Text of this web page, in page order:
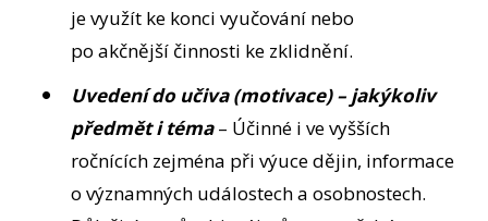
je využít ke konci vyučování nebo
po akčnější činnosti ke zklidnění.
Uvedení do učiva (motivace) – jakýkoliv
předmět i téma– Účinné i ve vyšších
ročnících zejména při výuce dějin, informace
o významných událostech a osobnostech.